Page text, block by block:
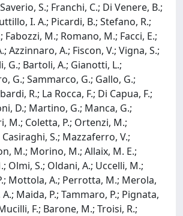
S.; Franchi, C.; Di Venere, B.;
I. A.; Picardi, B.; Stefano, R.;
M.; Romano, M.; Facci, E.;
Azzinnaro, A.; Fiscon, V.; Vigna, S.;
G.; Bartoli, A.; Gianotti, L.;
G.; Sammarco, G.; Gallo, G.;
R.; La Rocca, F.; Di Capua, F.;
D.; Martino, G.; Manca, G.;
M.; Coletta, P.; Ortenzi, M.;
S.; Mazzaferro, V.;
M.; Morino, M.; Allaix, M. E.;
Olmi, S.; Oldani, A.; Uccelli, M.;
Mottola, A.; Perrotta, M.; Merola,
Maida, P.; Tammaro, P.; Pignata,
F.; Barone, M.; Troisi, R.;